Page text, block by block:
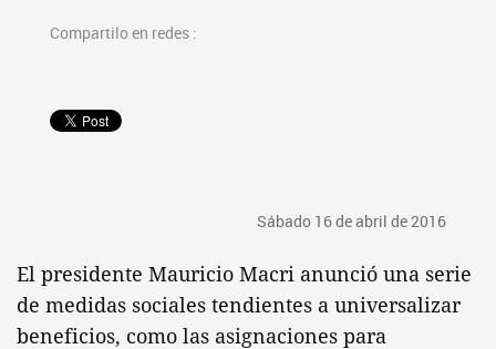
Compartilo en redes :
Sábado 16 de abril de 2016
El presidente Mauricio Macri anunció una serie
de medidas sociales tendientes a universalizar
beneficios, como las asignaciones para